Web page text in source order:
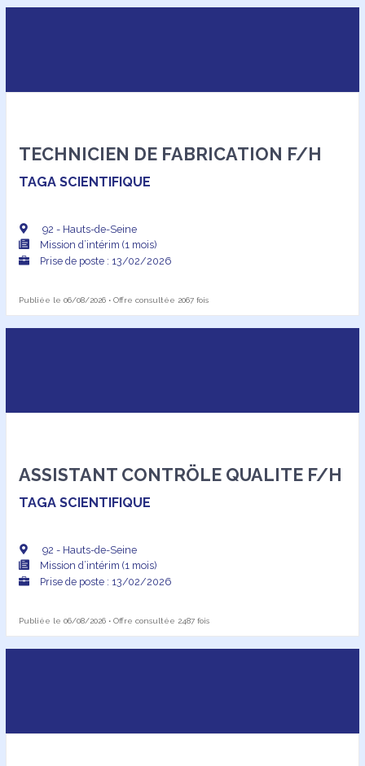
TECHNICIEN DE FABRICATION F/H
TAGA SCIENTIFIQUE
92 - Hauts-de-Seine
Mission d’intérim (1 mois)
Prise de poste : 13/02/2026
Publiée le 06/08/2026 • Offre consultée 2067 fois
ASSISTANT CONTRÖLE QUALITE F/H
TAGA SCIENTIFIQUE
92 - Hauts-de-Seine
Mission d’intérim (1 mois)
Prise de poste : 13/02/2026
Publiée le 06/08/2026 • Offre consultée 2487 fois